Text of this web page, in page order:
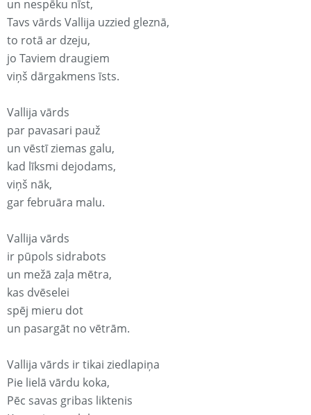
un nespēku nīst,
Tavs vārds Vallija uzzied gleznā,
to rotā ar dzeju,
jo Taviem draugiem
viņš dārgakmens īsts.
Vallija vārds
par pavasari pauž
un vēstī ziemas galu,
kad līksmi dejodams,
viņš nāk,
gar februāra malu.
Vallija vārds
ir pūpols sidrabots
un mežā zaļa mētra,
kas dvēselei
spēj mieru dot
un pasargāt no vētrām.
Vallija vārds ir tikai ziedlapiņa
Pie lielā vārdu koka,
Pēc savas gribas liktenis